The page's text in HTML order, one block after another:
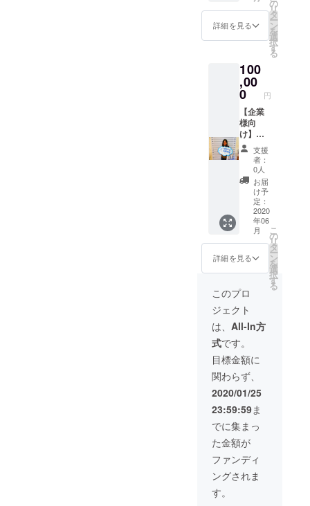
にてご
相談致
しま
す。公
で面会
致しま
す。
（企業
様）の
PRをさ
せて頂
す！ い
つ頃の
PRとな
るかは
クラウ
ドファ
ンディ
ング終
了後改
めて相
談致し
ます。
どうぞ
よろし
くお願
い致し
ます。
詳細を見る
の
リ
タ
ー
ン
を
選
択
す
る
100
,00
0 円
【企業
様向
け】企
業様の
製品PR
動画を
一本作
成 支援
者様・
企業様
の製品
等のPR
動画を
一本作
成させ
て頂き
ます。
Youtub
e及び
Instagr
amで公
開予定
です
が、ご
相談に
応じま
す！
支援
者：
0人
お届
け予
定：
2020
年06
月
詳細を見る
こ
の
リ
タ
ー
ン
を
選
択
す
る
このプロ
ジェクト
は、 All-In方
式です。
目標金額に
関わらず、
2020/01/25
23:59:59ま
でに集まっ
た金額が
ファンディ
ングされま
す。